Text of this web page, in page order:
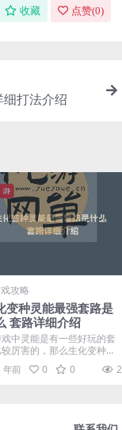
收藏 点赞(0)
打法介绍
攻略
变种灵能最强套路是
套路详细介绍
中灵能是有一些好玩的套
厉害的，那么生化变种灵
强套路是什么呢？还不...
年前 0 0 2